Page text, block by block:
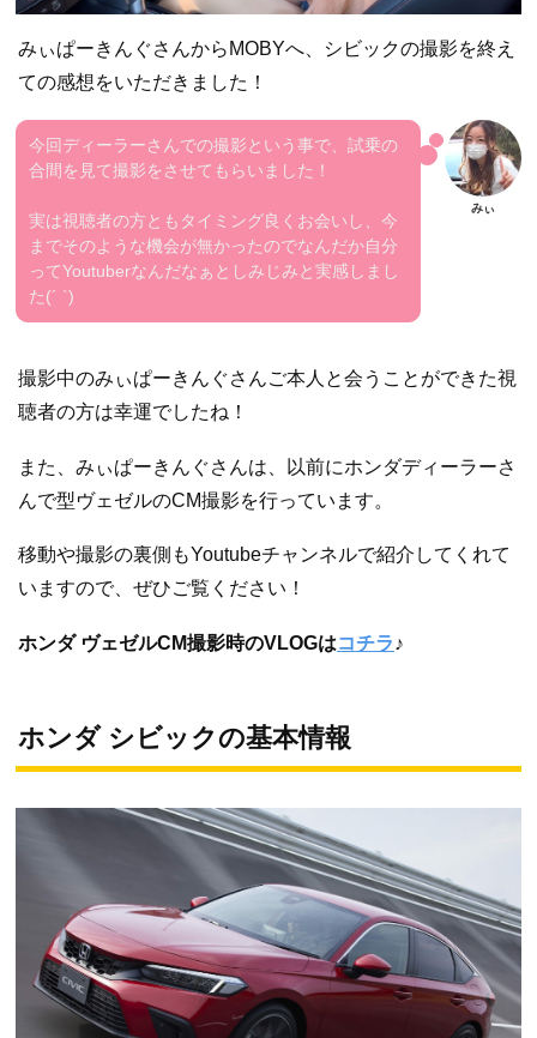
みぃぱーきんぐさんからMOBYへ、シビックの撮影を終え
ての感想をいただきました！
今回ディーラーさんでの撮影という事で、試乗の
合間を見て撮影をさせてもらいました！
実は視聴者の方ともタイミング良くお会いし、今
までそのような機会が無かったのでなんだか自分
ってYoutuberなんだなぁとしみじみと実感しまし
た(´ `)
撮影中のみぃぱーきんぐさんご本人と会うことができた視
聴者の方は幸運でしたね！
また、みぃぱーきんぐさんは、以前にホンダディーラーさ
んで型ヴェゼルのCM撮影を行っています。
移動や撮影の裏側もYoutubeチャンネルで紹介してくれて
いますので、ぜひご覧ください！
ホンダ ヴェゼルCM撮影時のVLOGはコチラ♪
ホンダ シビックの基本情報